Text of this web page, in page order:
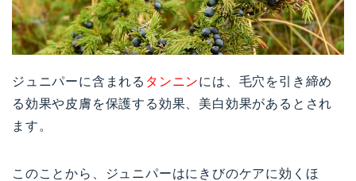
ジュニパーに含まれる タンニンには、毛穴を引き締め
る効果や皮膚を保護する効果、美白効果があるとされ
ます。
このことから、ジュニパーはにきびのケアに効くほ